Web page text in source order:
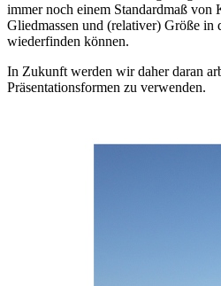
immer noch einem Standardmaß
Gliedmassen und (relativer) Größe in
wiederfinden können.
In Zukunft werden wir daher daran
Präsentationsformen zu verwenden.